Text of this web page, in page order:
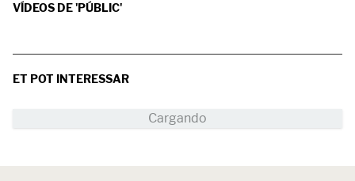
VÍDEOS DE 'PÚBLIC'
ET POT INTERESSAR